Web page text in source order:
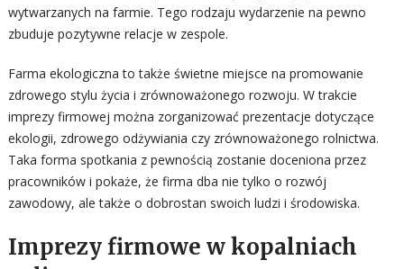
wytwarzanych na farmie. Tego rodzaju wydarzenie na pewno
zbuduje pozytywne relacje w zespole.
Farma ekologiczna to także świetne miejsce na promowanie
zdrowego stylu życia i zrównoważonego rozwoju. W trakcie
imprezy firmowej można zorganizować prezentacje dotyczące
ekologii, zdrowego odżywiania czy zrównoważonego rolnictwa.
Taka forma spotkania z pewnością zostanie doceniona przez
pracowników i pokaże, że firma dba nie tylko o rozwój
zawodowy, ale także o dobrostan swoich ludzi i środowiska.
Imprezy firmowe w kopalniach